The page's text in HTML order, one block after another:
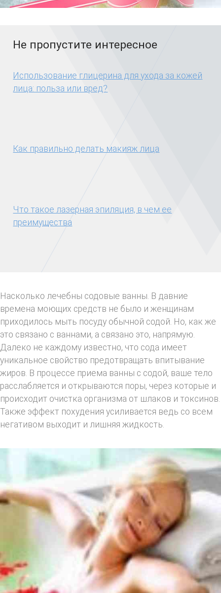
Не пропустите интересное
Использование глицерина для ухода за кожей
лица: польза или вред?
Как правильно делать макияж лица
Что такое лазерная эпиляция, в чем ее
преимущества
Насколько лечебны содовые ванны. В давние
времена моющих средств не было и женщинам
приходилось мыть посуду обычной содой. Но, как же
это связано с ваннами, а связано это, напрямую.
Далеко не каждому известно, что сода имеет
уникальное свойство предотвращать впитывание
жиров. В процессе приема ванны с содой, ваше тело
расслабляется и открываются поры, через которые и
происходит очистка организма от шлаков и токсинов.
Также эффект похудения усиливается ведь со всем
негативом выходит и лишняя жидкость.